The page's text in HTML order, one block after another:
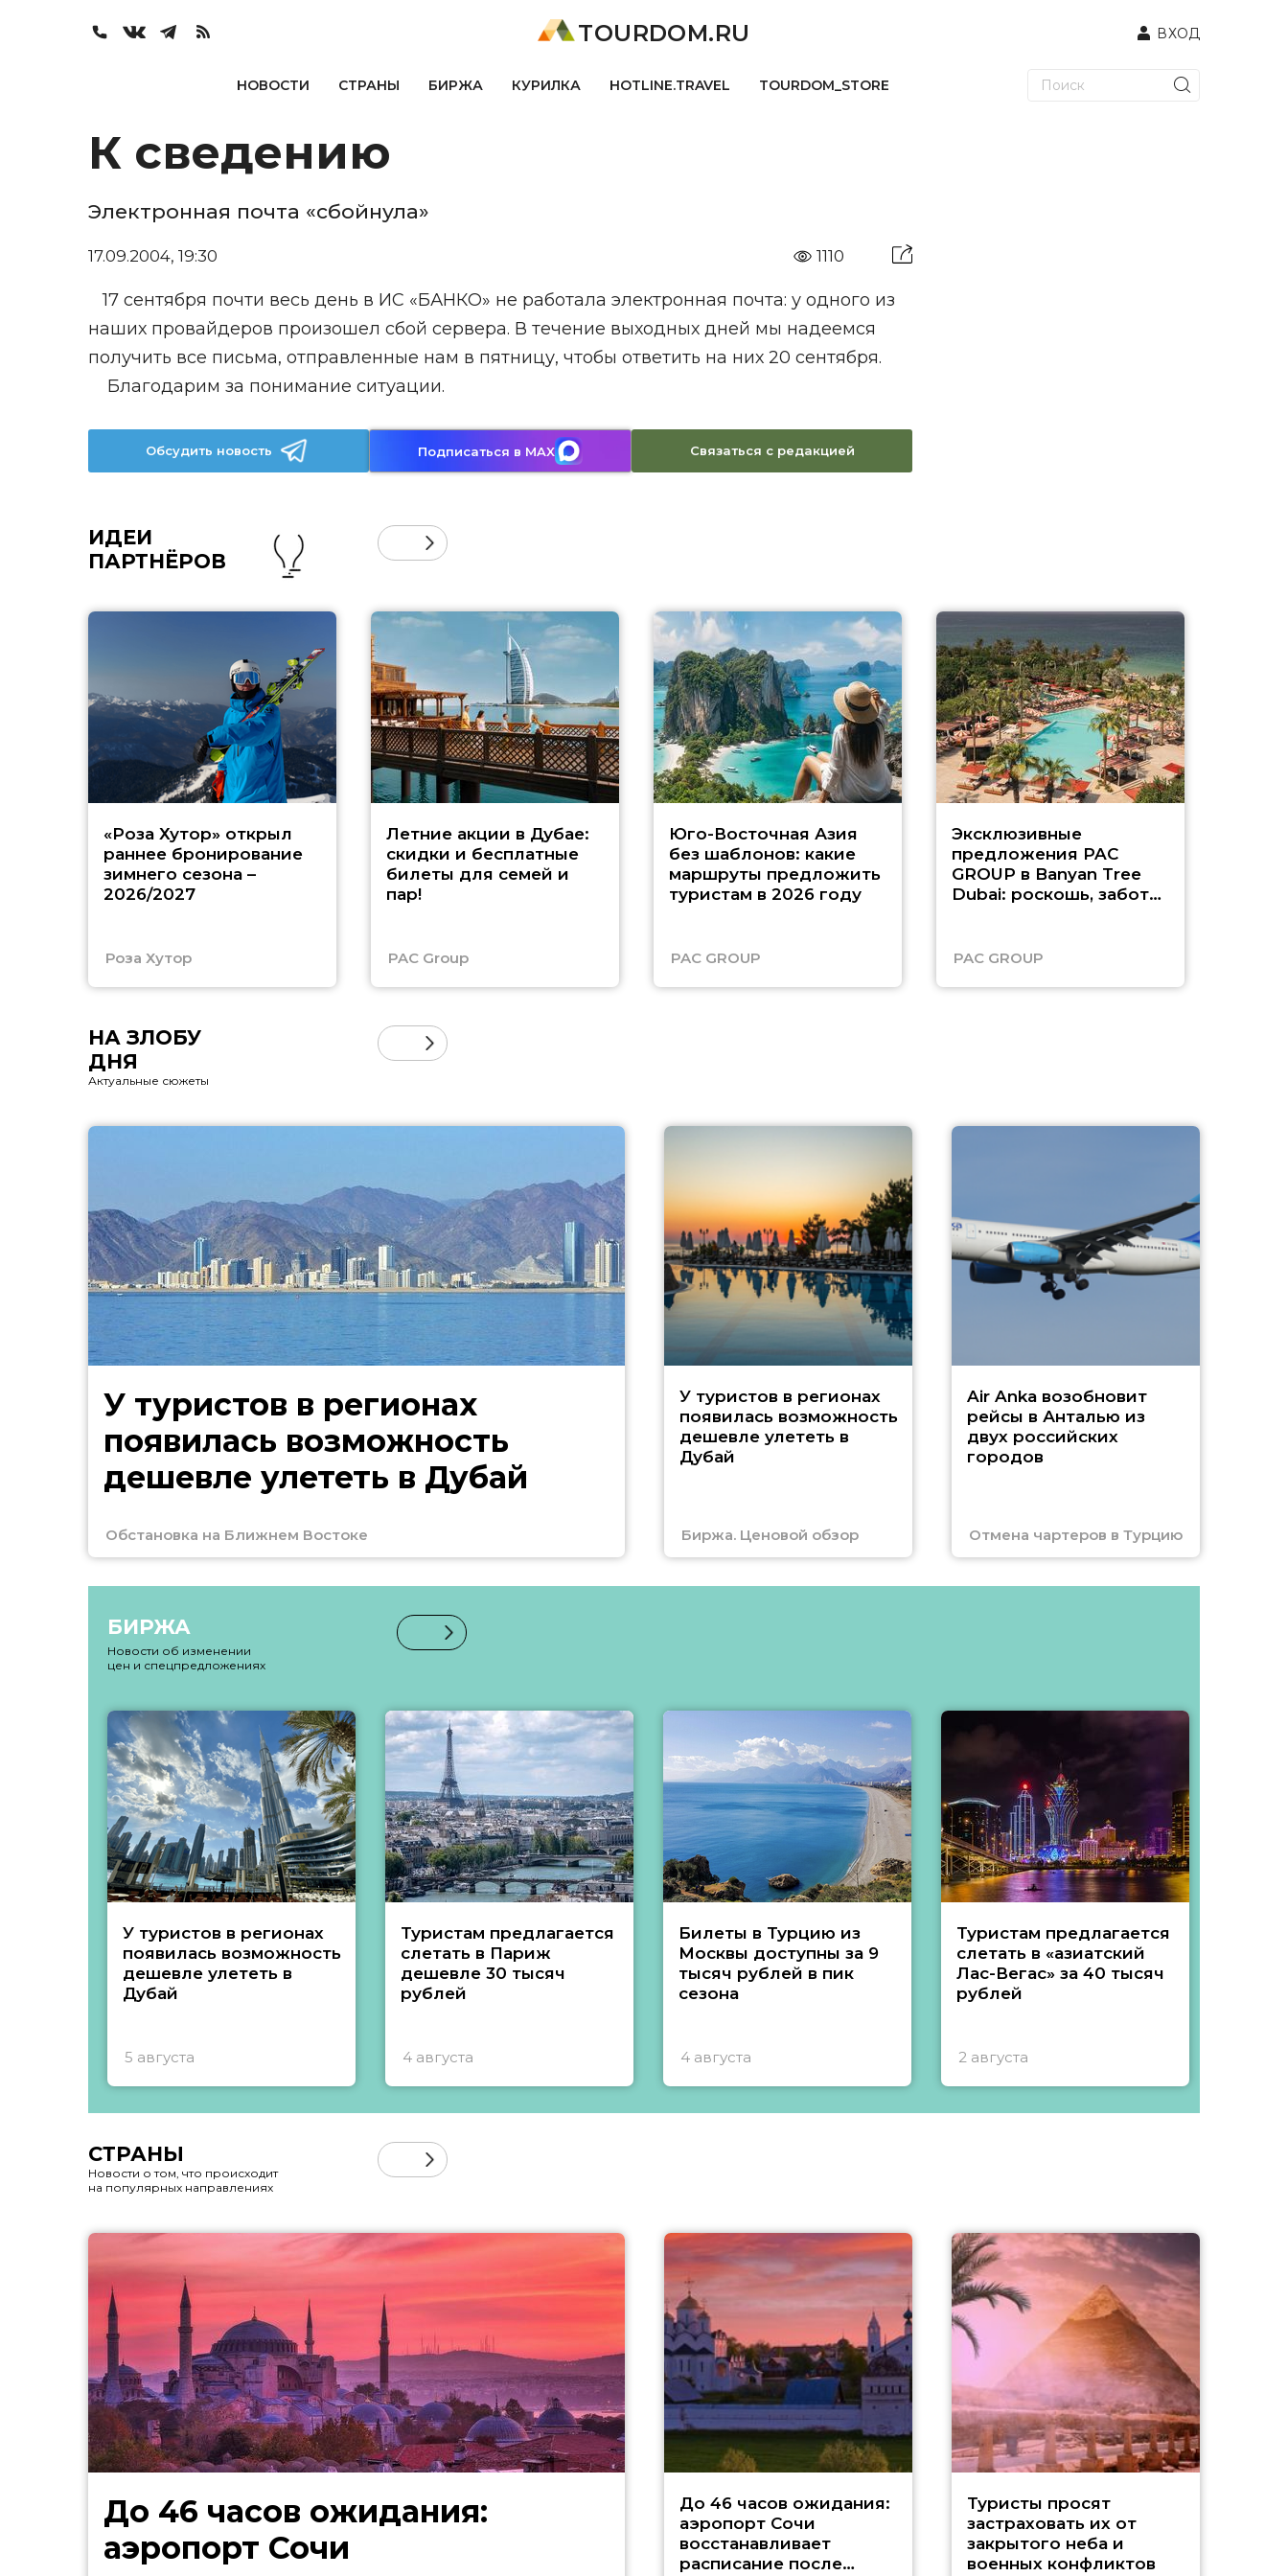
TOURDOM.RU ВХОД
НОВОСТИ СТРАНЫ БИРЖА КУРИЛКА HOTLINE.TRAVEL TOURDOM_STORE
К сведению
Электронная почта «сбойнула»
17.09.2004, 19:30 1110
17 сентября почти весь день в ИС «БАНКО» не работала электронная почта: у одного из
наших провайдеров произошел сбой сервера. В течение выходных дней мы надеемся
получить все письма, отправленные нам в пятницу, чтобы ответить на них 20 сентября.
Благодарим за понимание ситуации.
Обсудить новость Подписаться в MAX Связаться с редакцией
ИДЕИ
ПАРТНЁРОВ
«Роза Хутор» открыл
раннее бронирование
зимнего сезона –
2026/2027
Роза Хутор
Летние акции в Дубае:
скидки и бесплатные
билеты для семей и
пар!
PAC Group
Юго-Восточная Азия
без шаблонов: какие
маршруты предложить
туристам в 2026 году
PAC GROUP
Эксклюзивные
предложения PAC
GROUP в Banyan Tree
Dubai: роскошь, забота
PAC GROUP
НА ЗЛОБУ
ДНЯ
Актуальные сюжеты
У туристов в регионах
появилась возможность
дешевле улететь в Дубай
Обстановка на Ближнем Востоке
У туристов в регионах
появилась возможность
дешевле улететь в
Дубай
Биржа. Ценовой обзор
Air Anka возобновит
рейсы в Анталью из
двух российских
городов
Отмена чартеров в Турцию
БИРЖА
Новости об изменении
цен и спецпредложениях
У туристов в регионах
появилась возможность
дешевле улететь в
Дубай
5 августа
Туристам предлагается
слетать в Париж
дешевле 30 тысяч
рублей
4 августа
Билеты в Турцию из
Москвы доступны за 9
тысяч рублей в пик
сезона
4 августа
Туристам предлагается
слетать в «азиатский
Лас-Вегас» за 40 тысяч
рублей
2 августа
СТРАНЫ
Новости о том, что происходит
на популярных направлениях
До 46 часов ожидания:
аэропорт Сочи
До 46 часов ожидания:
аэропорт Сочи
восстанавливает
расписание после
Туристы просят
застраховать их от
закрытого неба и
военных конфликтов